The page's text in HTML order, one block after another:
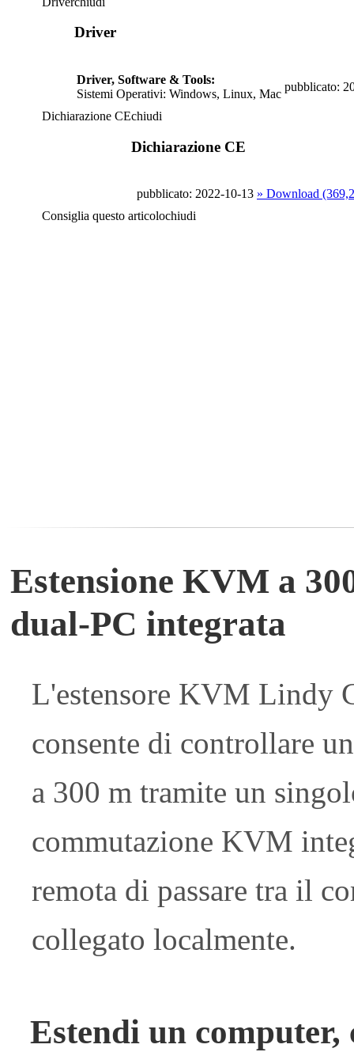
Driver
Driver, Software & Tools:
Sistemi Operativi: Windows, Linux, Mac
pubblicato:
Dichiarazione CEchiudi
Dichiarazione CE
pubblicato: 2022-10-13 » Download
Consiglia questo articolochiudi
Estensione KVM a
dual-PC integrata
L'estensore KVM Lindy
consente di controllare
a 300 m tramite un
commutazione KVM
remota di passare tra il
collegato localmente.
Estendi un